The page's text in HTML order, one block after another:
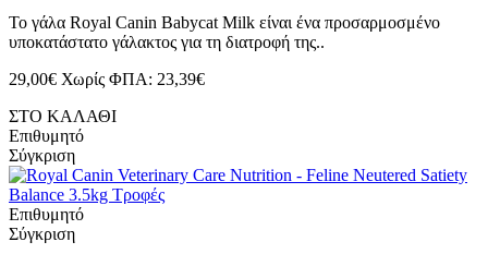
Το γάλα Royal Canin Babycat Milk είναι ένα προσαρμοσμένο
υποκατάστατο γάλακτος για τη διατροφή της..
29,00€ Χωρίς ΦΠΑ: 23,39€
ΣΤΟ ΚΑΛΑΘΙ
Επιθυμητό
Σύγκριση
Επιθυμητό
Σύγκριση